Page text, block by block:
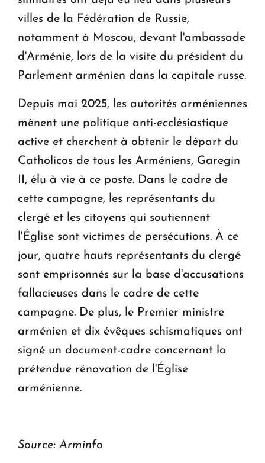
villes de la Fédération de Russie,
notamment à Moscou, devant l'ambassade
d'Arménie, lors de la visite du président du
Parlement arménien dans la capitale russe.
Depuis mai 2025, les autorités arméniennes
mènent une politique anti-ecclésiastique
active et cherchent à obtenir le départ du
Catholicos de tous les Arméniens, Garegin
II, élu à vie à ce poste. Dans le cadre de
cette campagne, les représentants du
clergé et les citoyens qui soutiennent
l'Église sont victimes de persécutions. À ce
jour, quatre hauts représentants du clergé
sont emprisonnés sur la base d'accusations
fallacieuses dans le cadre de cette
campagne. De plus, le Premier ministre
arménien et dix évêques schismatiques ont
signé un document-cadre concernant la
prétendue rénovation de l'Église
arménienne.
Source: Arminfo